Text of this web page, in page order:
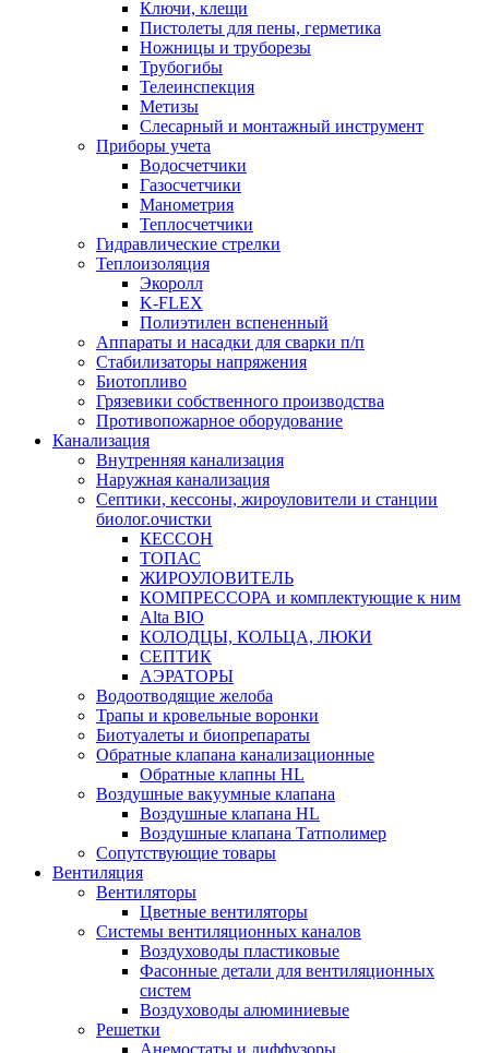
Ключи, клещи
Пистолеты для пены, герметика
Ножницы и труборезы
Трубогибы
Телеинспекция
Метизы
Слесарный и монтажный инструмент
Приборы учета
Водосчетчики
Газосчетчики
Манометрия
Теплосчетчики
Гидравлические стрелки
Теплоизоляция
Экоролл
K-FLEX
Полиэтилен вспененный
Аппараты и насадки для сварки п/п
Стабилизаторы напряжения
Биотопливо
Грязевики собственного производства
Противопожарное оборудование
Канализация
Внутренняя канализация
Наружная канализация
Септики, кессоны, жироуловители и станции
биолог.очистки
КЕССОН
ТОПАС
ЖИРОУЛОВИТЕЛЬ
КОМПРЕССОРА и комплектующие к ним
Alta BIO
КОЛОДЦЫ, КОЛЬЦА, ЛЮКИ
СЕПТИК
АЭРАТОРЫ
Водоотводящие желоба
Трапы и кровельные воронки
Биотуалеты и биопрепараты
Обратные клапана канализационные
Обратные клапны HL
Воздушные вакуумные клапана
Воздушные клапана HL
Воздушные клапана Татполимер
Сопутствующие товары
Вентиляция
Вентиляторы
Цветные вентиляторы
Системы вентиляционных каналов
Воздуховоды пластиковые
Фасонные детали для вентиляционных
систем
Воздуховоды алюминиевые
Решетки
Анемостаты и диффузоры